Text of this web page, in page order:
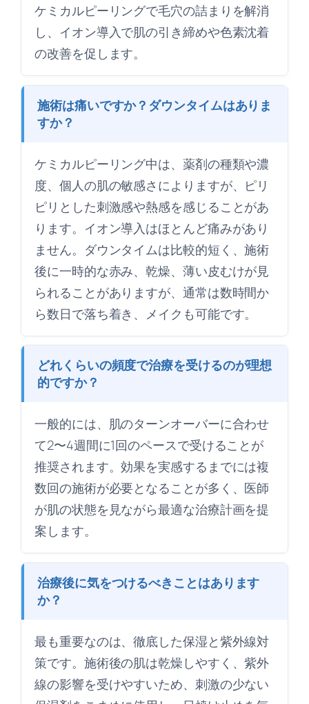
ケミカルピーリングで毛穴の詰まりを解消
し、イオン導入で肌の引き締めや色素沈着
の改善を促します。
施術は痛いですか？ダウンタイムはありま
すか？
ケミカルピーリング中は、薬剤の種類や濃
度、個人の肌の敏感さによりますが、ピリ
ピリとした刺激感や熱感を感じることがあ
ります。イオン導入はほとんど痛みがあり
ません。ダウンタイムは比較的短く、施術
後に一時的な赤み、乾燥、薄い皮むけが見
られることがありますが、通常は数時間か
ら数日で落ち着き、メイクも可能です。
どれくらいの頻度で治療を受けるのが理想
的ですか？
一般的には、肌のターンオーバーに合わせ
て2〜4週間に1回のペースで受けることが
推奨されます。効果を実感するまでには複
数回の施術が必要となることが多く、医師
が肌の状態を見ながら最適な治療計画を提
案します。
治療後に気をつけるべきことはあります
か？
最も重要なのは、徹底した保湿と紫外線対
策です。施術後の肌は乾燥しやすく、紫外
線の影響を受けやすいため、刺激の少ない